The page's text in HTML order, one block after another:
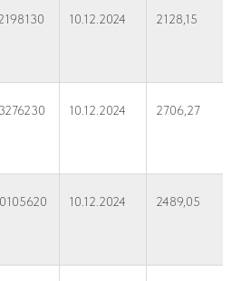
10.12.2024 2128,15
10.12.2024 2706,27
10.12.2024 2489,05